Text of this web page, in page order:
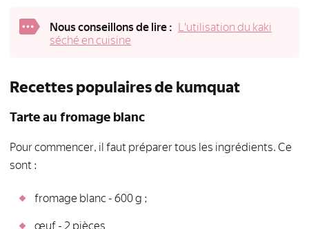
Nous conseillons de lire : L'utilisation du kaki
séché en cuisine
Recettes populaires de kumquat
Tarte au fromage blanc
Pour commencer, il faut préparer tous les ingrédients. Ce
sont :
fromage blanc - 600 g ;
œuf - 2 pièces